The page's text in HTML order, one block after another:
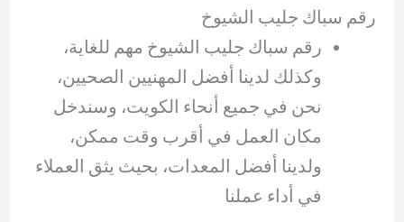
رقم سباك جليب الشيوخ
رقم سباك جليب الشيوخ مهم للغاية،
وكذلك لدينا أفضل المهنيين الصحيين،
نحن في جميع أنحاء الكويت، وسندخل
مكان العمل في أقرب وقت ممكن،
ولدينا أفضل المعدات، بحيث يثق العملاء
في أداء عملنا